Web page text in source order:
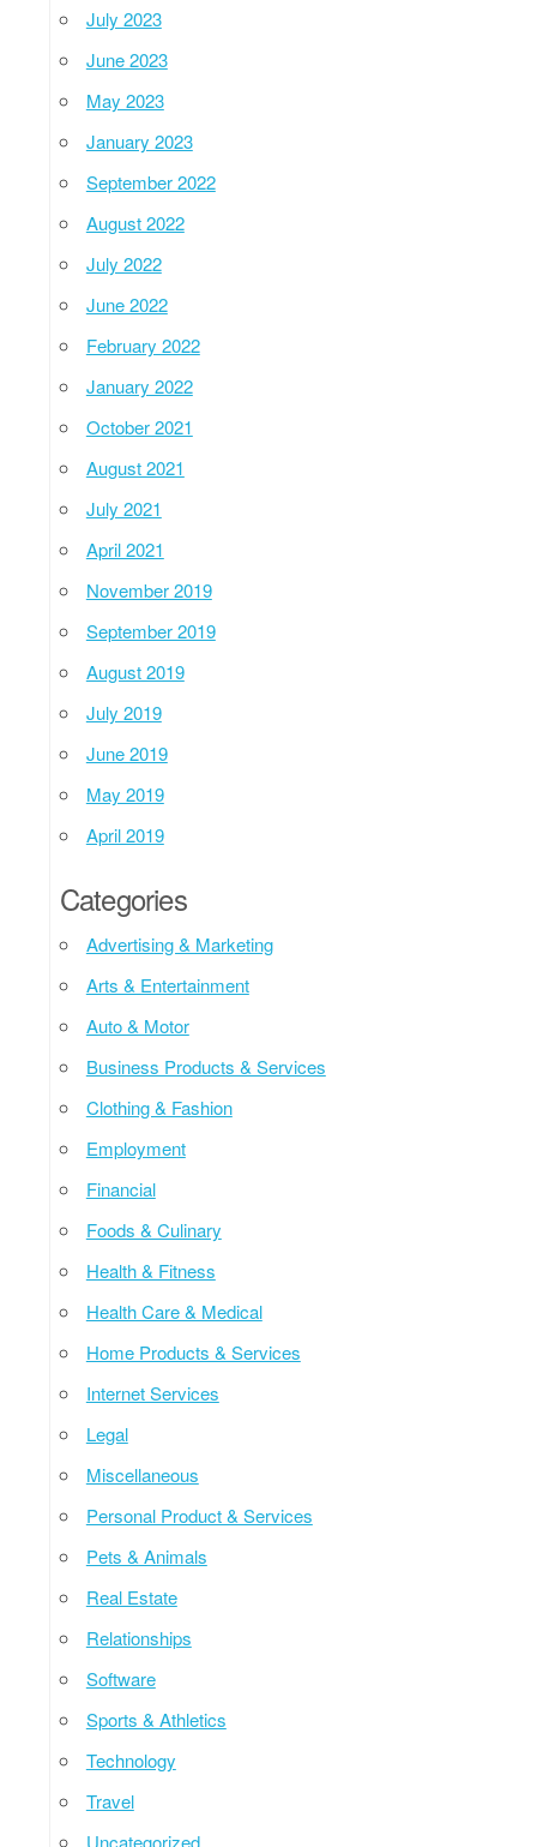
July 2023
June 2023
May 2023
January 2023
September 2022
August 2022
July 2022
June 2022
February 2022
January 2022
October 2021
August 2021
July 2021
April 2021
November 2019
September 2019
August 2019
July 2019
June 2019
May 2019
April 2019
Categories
Advertising & Marketing
Arts & Entertainment
Auto & Motor
Business Products & Services
Clothing & Fashion
Employment
Financial
Foods & Culinary
Health & Fitness
Health Care & Medical
Home Products & Services
Internet Services
Legal
Miscellaneous
Personal Product & Services
Pets & Animals
Real Estate
Relationships
Software
Sports & Athletics
Technology
Travel
Uncategorized